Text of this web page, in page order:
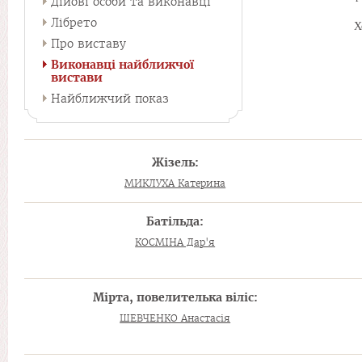
Лібрето
Про виставу
Виконавці найближчої
вистави
Найближчий показ
Жізель:
МИКЛУХА Катерина
Батільда:
КОСМІНА Дар'я
Мірта, повелителька віліс:
ШЕВЧЕНКО Анастасія